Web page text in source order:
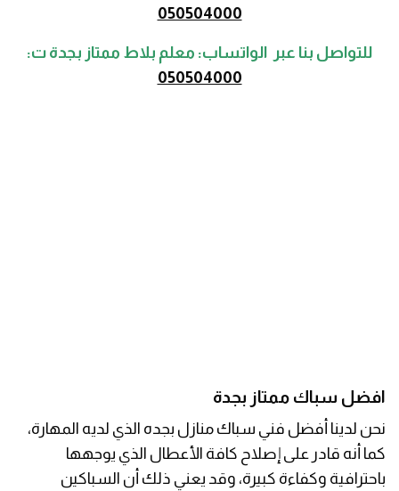
050504000
للتواصل بنا عبر الواتساب: معلم بلاط ممتاز بجدة ت:
050504000
افضل سباك ممتاز بجدة
نحن لدينا أفضل فني سباك منازل بجده الذي لديه المهارة،
كما أنه قادر على إصلاح كافة الأعطال الذي يوجهها
باحترافية وكفاءة كبيرة، وقد يعني ذلك أن السباكين